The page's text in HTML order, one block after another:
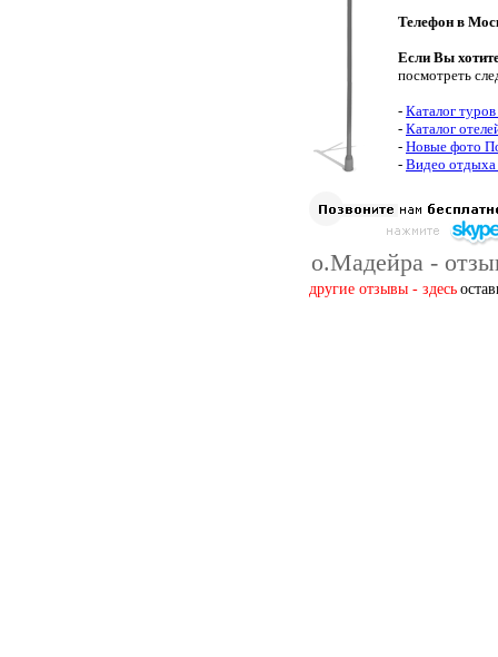
Телефон в
Если Вы
посмотреть
- Каталог
- Каталог
- Новые фото
- Видео отдыха
о.Мадейра -
другие отзывы - здесь